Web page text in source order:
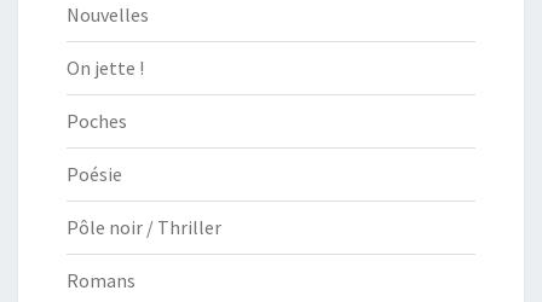
Nouvelles
On jette !
Poches
Poésie
Pôle noir / Thriller
Romans